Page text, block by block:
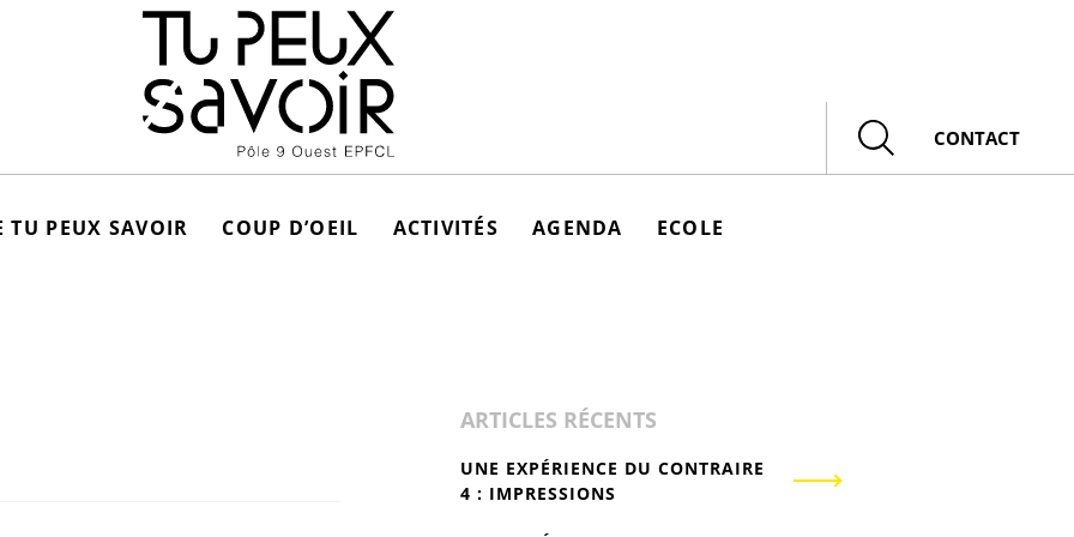
Rechercher
CONTACT
TU PEUX SAVOIR COUP D’OEIL ACTIVITÉS AGENDA ECOLE
ARTICLES RÉCENTS
UNE EXPÉRIENCE DU CONTRAIRE
4 : IMPRESSIONS